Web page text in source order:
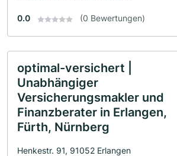
0.0 (0 Bewertungen)
optimal-versichert |
Unabhängiger
Versicherungsmakler und
Finanzberater in Erlangen,
Fürth, Nürnberg
Henkestr. 91, 91052 Erlangen